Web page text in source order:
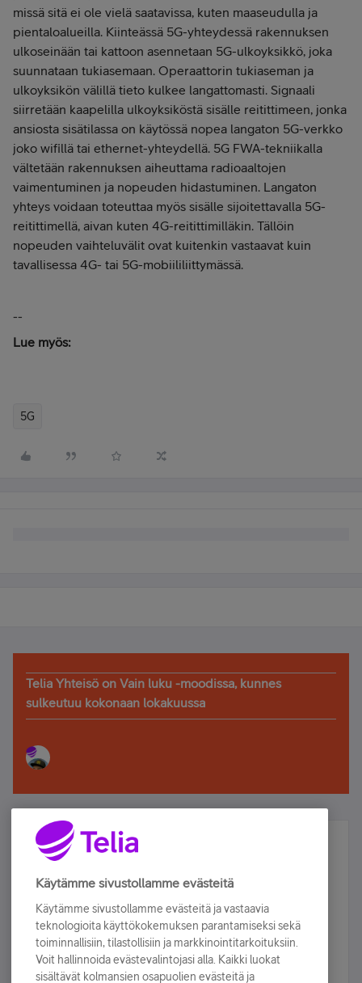
missä sitä ei ole vielä saatavissa, kuten maaseudulla ja
pientaloalueilla. Kiinteässä 5G-yhteydessä rakennuksen
ulkoseinään tai kattoon asennetaan 5G-ulkoyksikkö, joka
suunnataan tukiasemaan. Operaattorin tukiaseman ja
ulkoyksikön välillä tieto kulkee langattomasti. Signaali
siirretään kaapelilla ulkoyksiköstä sisälle reitittimeen, jonka
ansiosta sisätilassa on käytössä nopea langaton 5G-verkko
joko wifillä tai ethernet-yhteydellä. 5G FWA-tekniikalla
vältetään rakennuksen aiheuttama radioaaltojen
vaimentuminen ja nopeuden hidastuminen. Langaton
yhteys voidaan toteuttaa myös sisälle sijoitettavalla 5G-
reitittimellä, aivan kuten 4G-reitittimilläkin. Tällöin
nopeuden vaihteluvälit ovat kuitenkin vastaavat kuin
tavallisessa 4G- tai 5G-mobiililiittymässä.
--
Lue myös:
5G
Telia Yhteisö on Vain luku -moodissa, kunnes
sulkeutuu kokonaan lokakuussa
Älä jää paitsi – osallistu ja voita!
Tilaa Telian uutiskirje ja olet mukana arvonnassa.
sähköpostiisi.
Tilaa nyt
Käytämme sivustollamme evästeitä
Käytämme sivustollamme evästeitä ja vastaavia
teknologioita käyttökokemuksen parantamiseksi sekä
toiminnallisiin, tilastollisiin ja markkinointitarkoituksiin.
Voit hallinnoida evästevalintojasi alla. Kaikki luokat
sisältävät kolmansien osapuolien evästeitä ja